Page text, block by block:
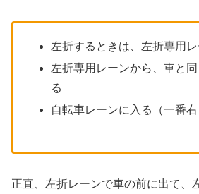
左折するときは、左折専用
左折専用レーンから、車と
る
自転車レーンに入る（一番右
正直、左折レーンで車の前に出て、